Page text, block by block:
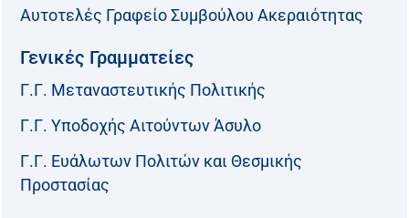
Αυτοτελές Γραφείο Συμβούλου Ακεραιότητας
Γενικές Γραμματείες
Γ.Γ. Μεταναστευτικής Πολιτικής
Γ.Γ. Υποδοχής Αιτούντων Άσυλο
Γ.Γ. Ευάλωτων Πολιτών και Θεσμικής
Προστασίας